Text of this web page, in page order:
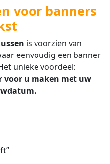
voor banners
is voorzien van
eenvoudig een banner
unieke voordeel:
voor u maken met uw